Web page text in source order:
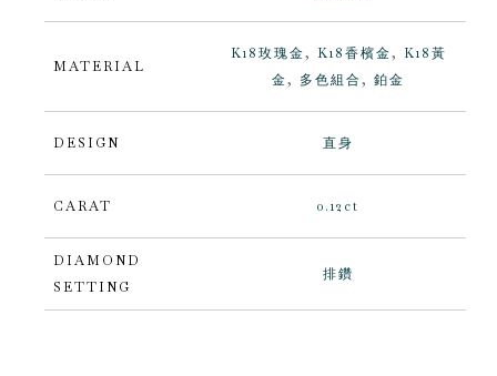
MATERIAL
K18玫瑰金, K18香檳金, K18黃
金, 多色組合, 鉑金
DESIGN 直身
CARAT 0.12ct
DIAMOND
SETTING
排鑽